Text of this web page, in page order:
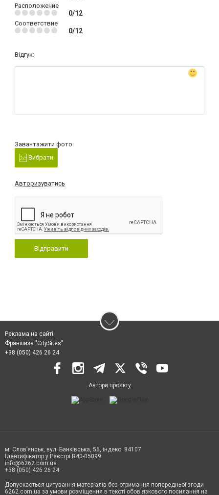
Расположение
0/12
Соответствие
0/12
Відгук:
Завантажити фото:
Вибрати
Авторизуватись
Відправити
Реклама на сайті
Франшиза "CitySites"
+38 (050) 426 26 24
Автори проєкту
м. Слов’янськ, вул. Банківська, 56, індекс: 84107
Ідентифікатор у Реєстрі R40-05099
info@6262.com.ua
+38 (050) 426 26 24
Допускається цитування матеріалів без отримання попередньої згоди
6262.com.ua за умови розміщення в тексті обов'язкового посилання на